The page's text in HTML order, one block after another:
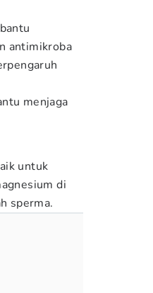
antimikroba
menjaga
untuk
di
sperma.